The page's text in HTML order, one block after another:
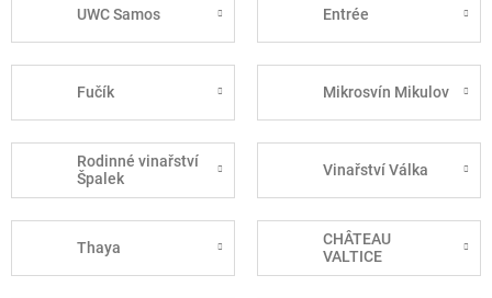
UWC Samos Entrée
Fučík Mikrosvín Mikulov
Rodinné vinařství
Špalek
Vinařství Válka
Thaya
CHÂTEAU
VALTICE